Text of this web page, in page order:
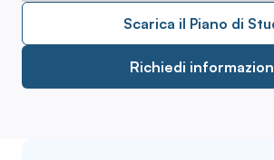
Scarica il Piano di
Richiedi